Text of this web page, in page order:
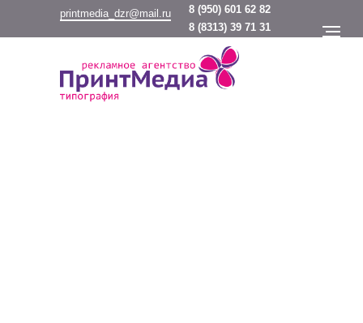
8 (950) 601 62 82
printmedia_dzr@mail.ru
8 (8313) 39 71 31